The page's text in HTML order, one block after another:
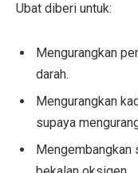
Ubat diberi untuk:
Mengurangkan
darah.
Mengurangkan
supaya
Mengembangkan